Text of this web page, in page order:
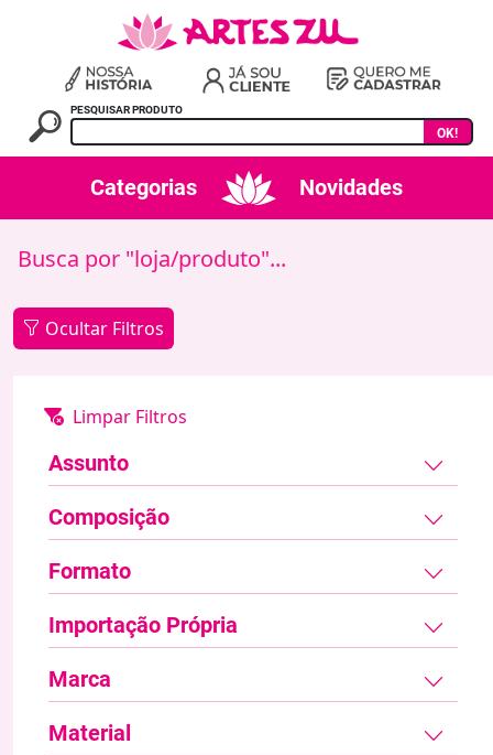
PESQUISAR PRODUTO
OK!
Categorias Novidades
Busca por "loja/produto"...
Ocultar Filtros
Assunto
Composição
Formato
Importação Própria
Marca
Material